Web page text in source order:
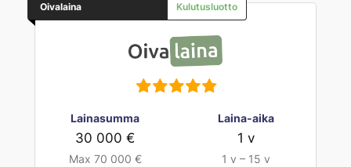
Oivalaina Kulutusluotto
Lainasumma
30 000 €
Max 70 000 €
Laina-aika
1 v
1 v – 15 v